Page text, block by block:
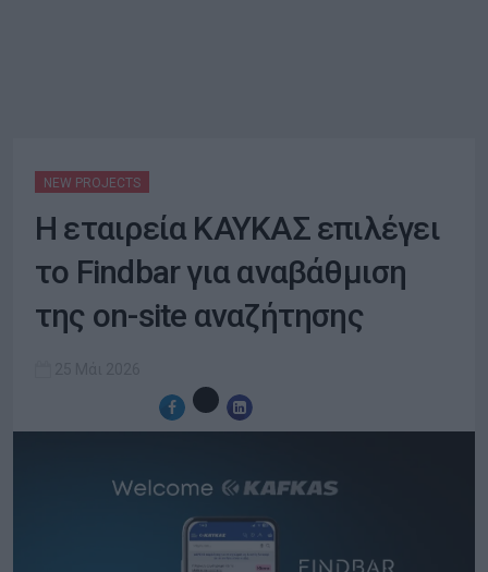
NEW PROJECTS
Η εταιρεία ΚΑΥΚΑΣ επιλέγει
το Findbar για αναβάθμιση
της on-site αναζήτησης